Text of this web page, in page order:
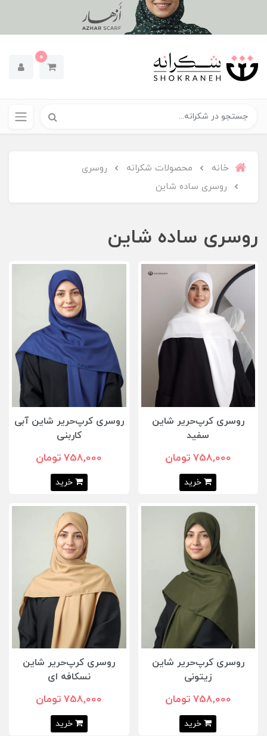
0
خانه محصولات شکرانه
روسری
روسری ساده شاین
روسری ساده شاین
روسری کرپ‌حریر شاین
سفید
758,000 تومان
خرید
روسری کرپ‌حریر شاین آبی
کاربنی
758,000 تومان
خرید
روسری کرپ‌حریر شاین
زیتونی
758,000 تومان
خرید
روسری کرپ‌حریر شاین
نسکافه ای
758,000 تومان
خرید